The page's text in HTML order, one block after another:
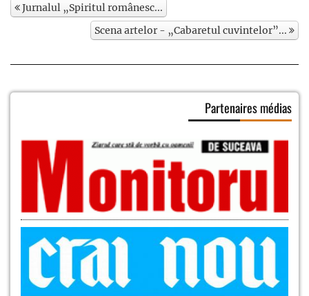
Jurnalul „Spiritul românesc...
Scena artelor - „Cabaretul cuvintelor”...
Partenaires médias